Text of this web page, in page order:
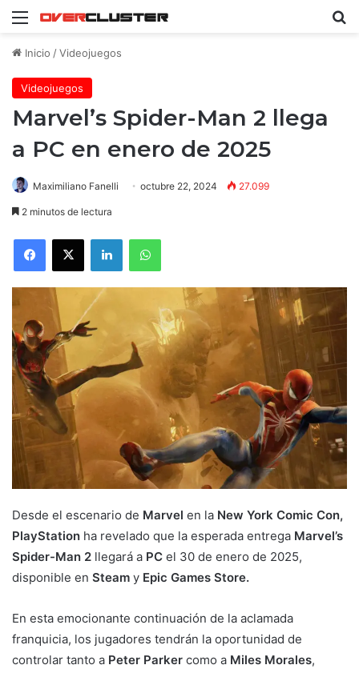
Menú
Inicio /Videojuegos
Videojuegos
Marvel’s Spider-Man 2 llega
a PC en enero de 2025
Maximiliano Fanelli octubre 22, 2024 27.099
2 minutos de lectura
Facebook
X LinkedInWhatsApp
Desde el escenario de Marvel en la New York Comic Con,
PlayStation ha revelado que la esperada entrega Marvel’s
Spider-Man 2 llegará a PC el 30 de enero de 2025,
disponible en Steam y Epic Games Store.
En esta emocionante continuación de la aclamada
franquicia, los jugadores tendrán la oportunidad de
controlar tanto a Peter Parker como a Miles Morales,